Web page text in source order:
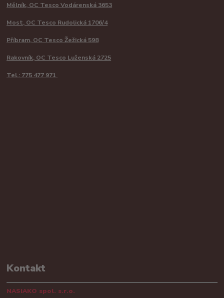
Mělník, OC Tesco Vodárenská 3653
Most, OC Tesco Rudolická 1706/4
Příbram, OC Tesco Žežická 598
Rakovník, OC Tesco Luženská 2725
Tel.: 775 477 971
Kontakt
NASIAKO spol. s.r.o.